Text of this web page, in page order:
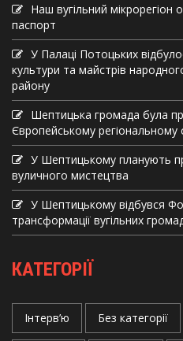
Наш вугільний мікрорегіон
паспорт
У Палаці Потоцьких
культури та майстрів
району
Шептицька громада була
Європейському регіональному
У Шептицькому планують
вуличного мистецтва
У Шептицькому відбувся
трансформації вугільних
КАТЕГОРІЇ
Інтерв’ю Без категорії